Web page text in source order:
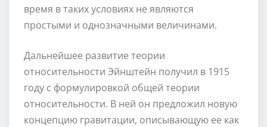
время в таких условиях не являются
простыми и однозначными величинами.
Дальнейшее развитие теории
относительности Эйнштейн получил в 1915
году с формулировкой общей теории
относительности. В ней он предложил новую
концепцию гравитации, описывающую ее как